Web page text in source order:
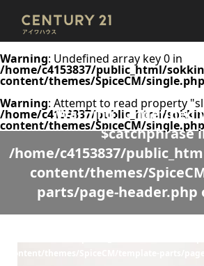
Warning: Undefined array key 0 in
/home/c4153837/public_html/
content/themes/SpiceCM/single.php
Warning: Attempt to read property
/home/c4153837/public_html/
content/themes/SpiceCM/single.php
Warning: Undefined
$catchphrase
/home/c4153837/
content/themes/
parts/page-header.php
content/themes/SpiceCM/template-parts/